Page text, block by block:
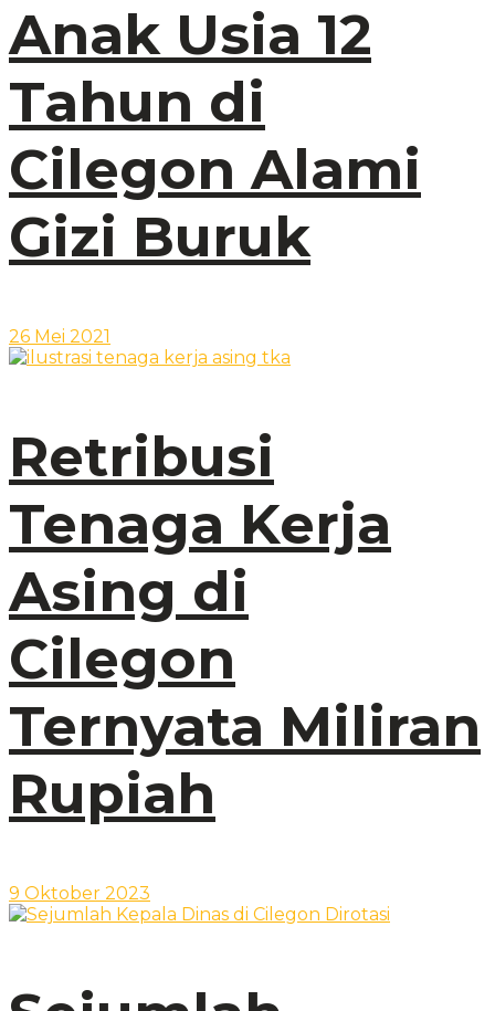
Anak Usia 12
Tahun di
Cilegon Alami
Gizi Buruk
26 Mei 2021
Retribusi
Tenaga Kerja
Asing di
Cilegon
Ternyata Miliran
Rupiah
9 Oktober 2023